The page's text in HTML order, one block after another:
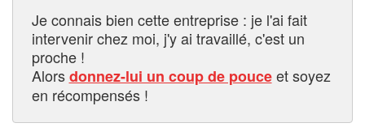
Je connais bien cette entreprise : je l'ai fait
intervenir chez moi, j'y ai travaillé, c'est un
proche !
Alorsdonnez-lui un coup de pouceet soyez
en récompensés !